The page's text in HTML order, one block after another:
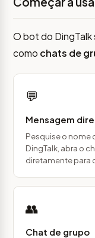
O bot do
como chats de
💬
Mensagem
Pesquise o nome
DingTalk, abra o
diretamente para
👥
Chat de grupo